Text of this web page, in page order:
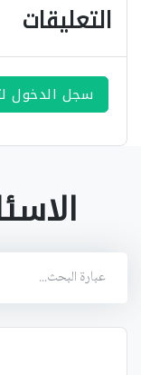
التعليقات
سجل الدخول